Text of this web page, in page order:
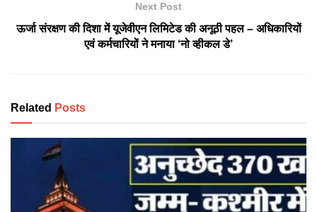
Next Post
ऊर्जा संरक्षण की दिशा में यूजेवीएन लिमिटेड की अनूठी पहल – अधिकारियों
एवं कर्मचारियों ने मनाया ‘नो व्हीकल डे’
Related Posts